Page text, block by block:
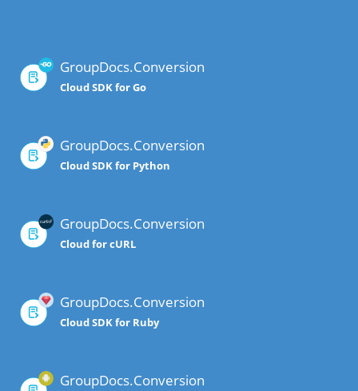
GroupDocs.Conversion
Cloud SDK for Go
GroupDocs.Conversion
Cloud SDK for Python
GroupDocs.Conversion
Cloud for cURL
GroupDocs.Conversion
Cloud SDK for Ruby
GroupDocs.Conversion